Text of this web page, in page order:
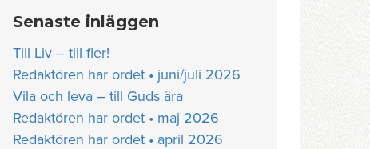
Senaste inläggen
Till Liv – till fler!
Redaktören har ordet • juni/juli 2026
Vila och leva – till Guds ära
Redaktören har ordet • maj 2026
Redaktören har ordet • april 2026